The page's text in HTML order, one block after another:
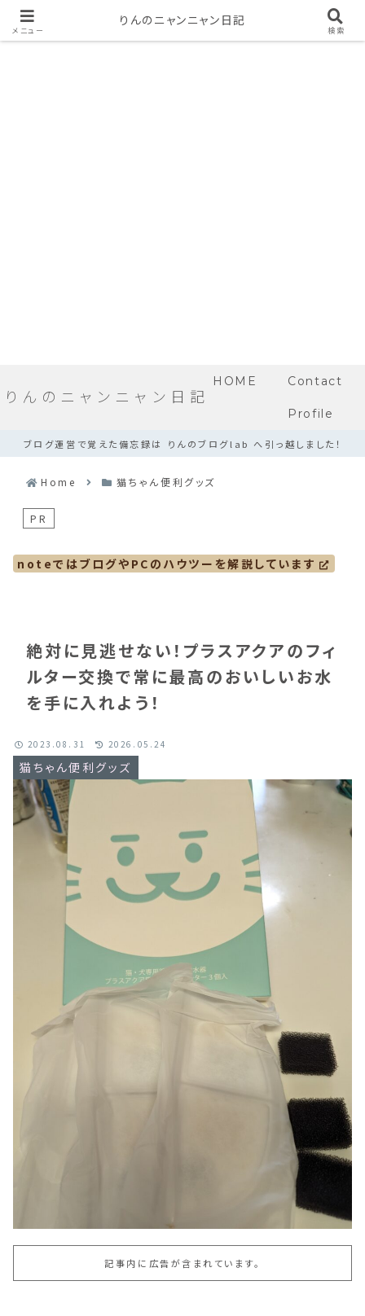
りんのニャンニャン日記
HOME Contact
Profile
ブログ運営で覚えた備忘録は りんのブログlab へ引っ越しました！
Home 猫ちゃん便利グッズ
PR
絶対に見逃せない！プラスアクアのフィ
ルター交換で常に最高のおいしいお水
を手に入れよう！
猫ちゃん便利グッズ
2023.08.31 2026.05.24
記事内に広告が含まれています。
noteではブログやPCのハウツーを解説しています
メニュー
りんのニャンニャン日記
検索